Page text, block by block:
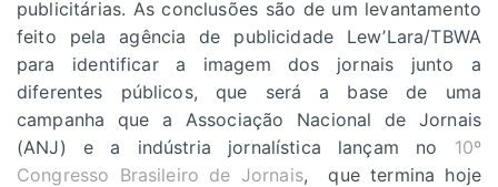
publicitárias. As conclusões são de um levantamento
feito pela agência de publicidade Lew’Lara/TBWA
para identificar a imagem dos jornais junto a
diferentes públicos, que será a base de uma
campanha que a Associação Nacional de Jornais
(ANJ) e a indústria jornalística lançam no 10º
Congresso Brasileiro de Jornais, que termina hoje